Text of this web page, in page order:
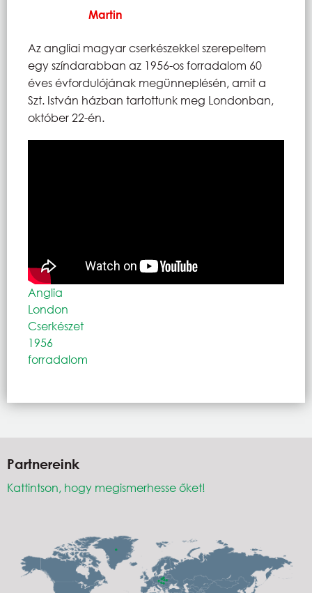
Martin
Az angliai magyar cserkészekkel szerepeltem
egy színdarabban az 1956-os forradalom 60
éves évfordulójának megünneplésén, amit a
Szt. István házban tartottunk meg Londonban,
október 22-én.
Anglia
London
Cserkészet
1956
forradalom
Partnereink
Kattintson, hogy megismerhesse őket!